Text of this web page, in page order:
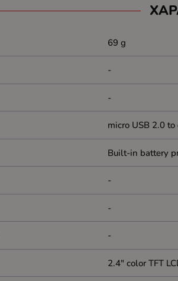
69 g
-
-
micro USB 2.0
Built-in battery
-
-
-
2.4" color TFT